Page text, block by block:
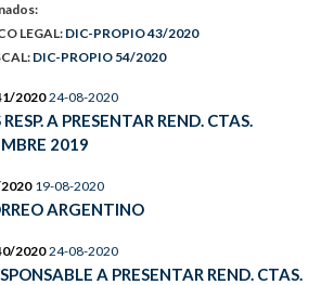
LEGAL: DIC-PROPIO 43/2020
DIC-PROPIO 54/2020
2020 24-08-2020
A PRESENTAR REND. CTAS.
2019
19-08-2020
ARGENTINO
2020 24-08-2020
A PRESENTAR REND. CTAS.